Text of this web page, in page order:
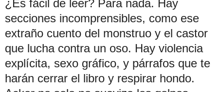
¿Es fácil de leer? Para nada. Hay
secciones incomprensibles, como ese
extraño cuento del monstruo y el castor
que lucha contra un oso. Hay violencia
explícita, sexo gráfico, y párrafos que te
harán cerrar el libro y respirar hondo.